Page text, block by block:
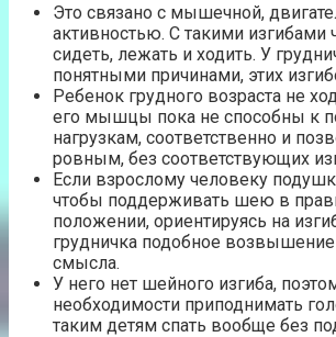
Это связано с мышечной,
активностью. С такими изгибами
сидеть, лежать и ходить. У
понятными причинами, этих
Ребенок грудного возраста не
его мышцы пока не способны к
нагрузкам, соответственно и
ровным, без соответствующих
Если взрослому человеку
чтобы поддерживать шею в
положении, ориентируясь на
грудничка подобное
смысла.
У него нет шейного изгиба,
необходимости приподнимать
таким детям спать вообще без